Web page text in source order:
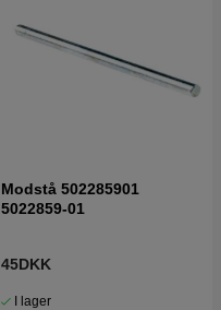
Modstå 502285901
5022859-01
45DKK
I lager